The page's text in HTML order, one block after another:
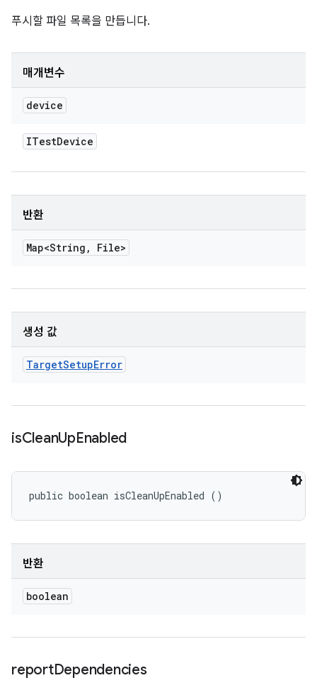
푸시할 파일 목록을 만듭니다.
매개변수
device
ITestDevice
반환
Map<String , File>
생성 값
TargetSetupError
isCleanUpEnabled
public boolean isCleanUpEnabled ()
반환
boolean
reportDependencies